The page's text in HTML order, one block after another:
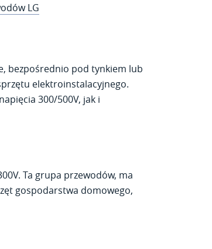
LG
bezpośrednio pod tynkiem lub
elektroinstalacyjnego.
300/500V, jak i
Ta grupa przewodów, ma
gospodarstwa domowego,